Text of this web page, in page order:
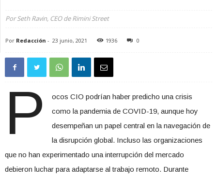
Por Seth Ravin, CEO de Rimini Street
Por Redacción - 23 junio, 2021 1936 0
P
ocos CIO podrían haber predicho una crisis
como la pandemia de COVID-19, aunque hoy
desempeñan un papel central en la navegación de
la disrupción global. Incluso las organizaciones
que no han experimentado una interrupción del mercado
debieron luchar para adaptarse al trabajo remoto. Durante